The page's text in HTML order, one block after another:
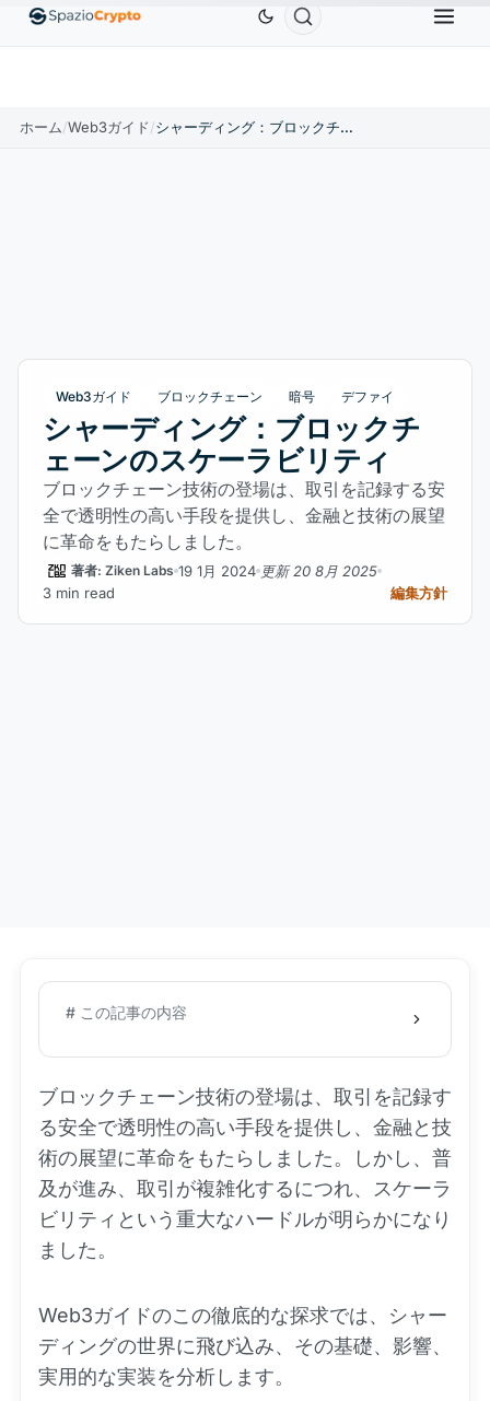
EthereumETH$1,880.58 TetherUSDT $0.9991 BNB
ホーム/Web3ガイド/ シャーディング：ブロックチェーンのスケーラビリティ
Web3ガイド ブロックチェーン 暗号 デファイ
シャーディング：ブロックチ
ェーンのスケーラビリティ
ブロックチェーン技術の登場は、取引を記録する安
全で透明性の高い手段を提供し、金融と技術の展望
に革命をもたらしました。
著者: Ziken Labs 19 1月 2024 更新 20 8月 2025
3 min read
編集方針
# この記事の内容
ブロックチェーン技術の登場は、取引を記録す
る安全で透明性の高い手段を提供し、金融と技
術の展望に革命をもたらしました。しかし、普
及が進み、取引が複雑化するにつれ、スケーラ
ビリティという重大なハードルが明らかになり
ました。
Web3ガイドのこの徹底的な探求では、シャー
ディングの世界に飛び込み、その基礎、影響、
実用的な実装を分析します。